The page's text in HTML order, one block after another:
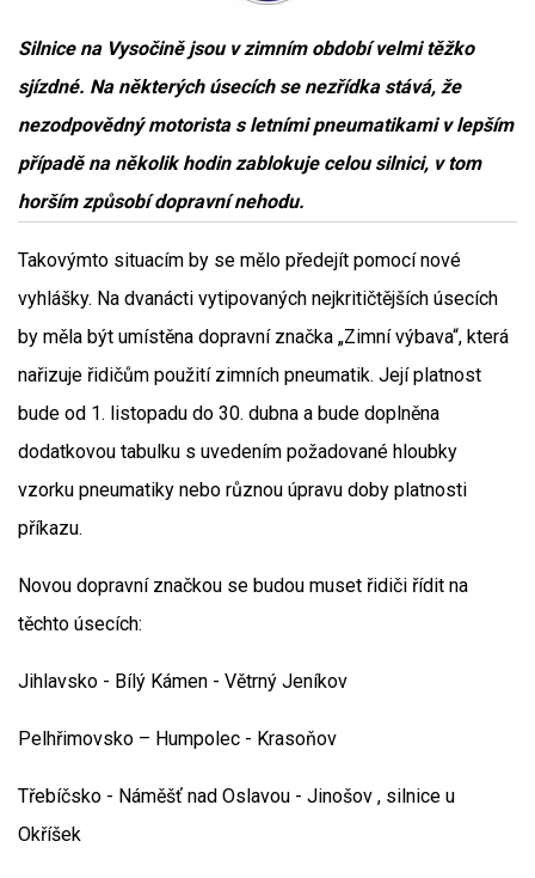
Silnice na Vysočině jsou v zimním období velmi těžko
sjízdné. Na některých úsecích se nezřídka stává, že
nezodpovědný motorista s letními pneumatikami v lepším
případě na několik hodin zablokuje celou silnici, v tom
horším způsobí dopravní nehodu.
Takovýmto situacím by se mělo předejít pomocí nové
vyhlášky. Na dvanácti vytipovaných nejkritičtějších úsecích
by měla být umístěna dopravní značka „Zimní výbava“, která
nařizuje řidičům použití zimních pneumatik. Její platnost
bude od 1. listopadu do 30. dubna a bude doplněna
dodatkovou tabulku s uvedením požadované hloubky
vzorku pneumatiky nebo různou úpravu doby platnosti
příkazu.
Novou dopravní značkou se budou muset řidiči řídit na
těchto úsecích:
Jihlavsko - Bílý Kámen - Větrný Jeníkov
Pelhřimovsko – Humpolec - Krasoňov
Třebíčsko - Náměšť nad Oslavou - Jinošov , silnice u
Okříšek